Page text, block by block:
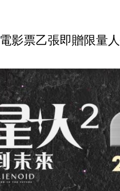
電影票乙張即贈限量